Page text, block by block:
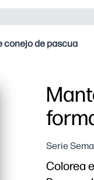
conejo de pascua
Serie
Colorea